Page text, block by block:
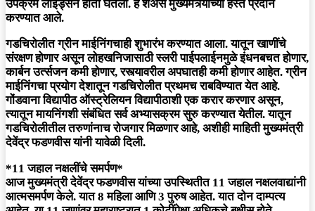
उपक्रम लॉईड्सने हाती घेतला. हे शेअर्स मुख्यमंत्र्यांच्या हस्ते प्रदान
करण्यात आले.
गडचिरोलीत ग्रीन माईनिंगचाही शुभारंभ करण्यात आला. यातून खाणींचे
संरक्षण होणार असून लोहखनिजासाठी स्लरी पाईपलाईनमुळे इंधनबचत होणार,
कार्बन उर्त्सजन कमी होणार, रस्त्यावरील अपघातही कमी होणार आहेत. ग्रीन
माईनिंगचा प्रयोग देशातून गडचिरोलीत प्रथमच राबविण्यात येत आहे.
गोंडवाना विद्यापीठ ऑस्ट्रेलियन विद्यापीठाशी एक करार करणार असून,
त्यातून मायनिंगशी संबंधित सर्व अभ्यासक्रम सुरु करण्यात येतील. यातून
गडचिरोलीतील तरुणांनाच रोजगार मिळणार आहे, अशीही माहिती मुख्यमंत्री
देवेंद्र फडणवीस यांनी यावेळी दिली.
*11 जहाल नक्षलींचे समर्पण*
आज मुख्यमंत्री देवेंद्र फडणवीस यांच्या उपस्थितीत 11 जहाल नक्षलवाद्यांनी
आत्मसमर्पण केले. यात 8 महिला आणि 3 पुरुष आहेत. यात दोन दाम्पत्य